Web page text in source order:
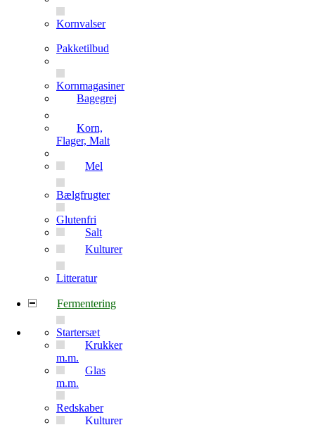
Kornvalser
Pakketilbud
Kornmagasiner
Bagegrej
Korn,
Flager, Malt
Mel
Bælgfrugter
Glutenfri
Salt
Kulturer
Litteratur
Fermentering
Startersæt
Krukker
m.m.
Glas
m.m.
Redskaber
Kulturer